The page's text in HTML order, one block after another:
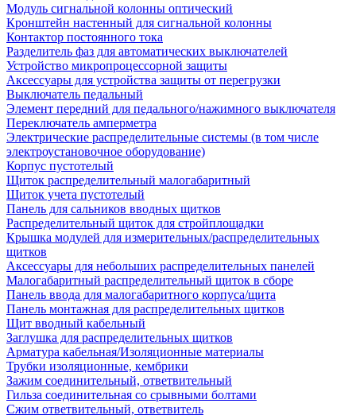
Модуль сигнальной колонны оптический
Кронштейн настенный для сигнальной колонны
Контактор постоянного тока
Разделитель фаз для автоматических выключателей
Устройство микропроцессорной защиты
Аксессуары для устройства защиты от перегрузки
Выключатель педальный
Элемент передний для педального/нажимного выключателя
Переключатель амперметра
Электрические распределительные системы (в том числе
электроустановочное оборудование)
Корпус пустотелый
Щиток распределительный малогабаритный
Щиток учета пустотелый
Панель для сальников вводных щитков
Распределительный щиток для стройплощадки
Крышка модулей для измерительных/распределительных
щитков
Аксессуары для небольших распределительных панелей
Малогабаритный распределительный щиток в сборе
Панель ввода для малогабаритного корпуса/щита
Панель монтажная для распределительных щитков
Щит вводный кабельный
Заглушка для распределительных щитков
Арматура кабельная/Изоляционные материалы
Трубки изоляционные, кембрики
Зажим соединительный, ответвительный
Гильза соединительная со срывными болтами
Сжим ответвительный, ответвитель